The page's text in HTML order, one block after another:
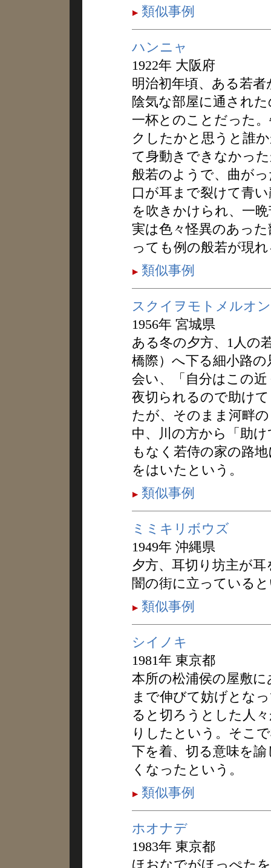
類似事例
ハンニャ
1922年 大阪府
明治初年頃、ある若
陰気な部屋に通され
一杯とのことだった
クしたかと思うと誰
て身動きできなかっ
般若のようで、曲が
口が耳まで裂けて青
を吹きかけられ、一
実は色々怪異のあっ
っても例の般若が現
類似事例
スクイヲモトメルオ
1956年 宮城県
ある冬の夕方、1人の
橋際）へ下る細小路
会い、「自分はこの
夜切られるので助け
たが、そのまま河畔
中、川の方から「助
もなく若侍の家の路
をはいたという。
類似事例
ミミキリボウズ
1949年 沖縄県
夕方、耳切り坊主が
闇の街に立っている
類似事例
シイノキ
1981年 東京都
本所の松浦侯の屋敷
まで伸びて妨げとな
ると切ろうとした人
りしたという。そこ
下を着、切る意味を
くなったという。
類似事例
ホオナデ
1983年 東京都
ほおなでがほっぺた